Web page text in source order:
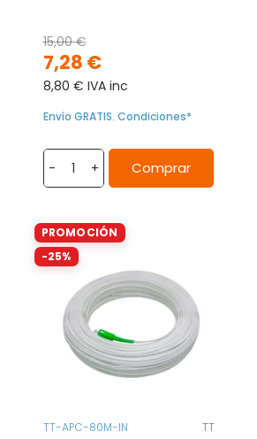
7,28 €
15,00 €
8,80 € IVA inc
Envío GRATIS. Condiciones*
- + Comprar
PROMOCIÓN
-25%
TT-APC-80M-IN TT